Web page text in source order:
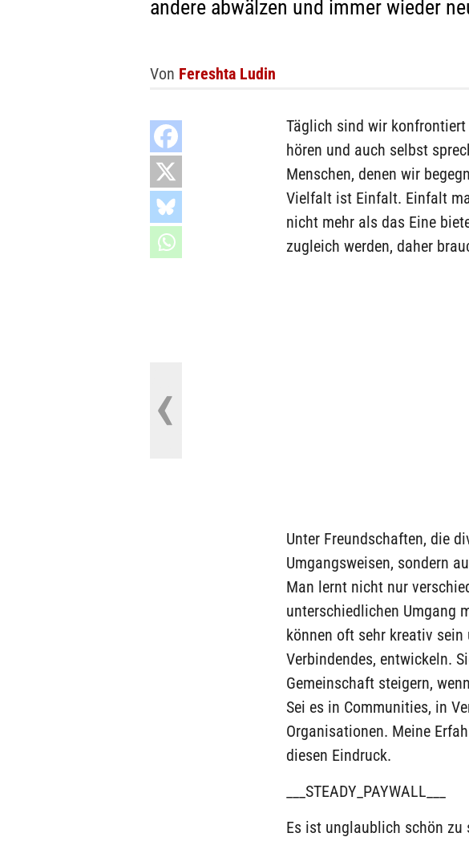
andere abwälzen und immer wieder
Von Fereshta Ludin
Täglich sind wir
hören und auch selbst
Menschen, denen wir
Vielfalt ist Einfalt. Einfalt
nicht mehr als das Eine
zugleich werden, daher
Unter Freundschaften, die
Umgangsweisen, sondern
Man lernt nicht nur
unterschiedlichen Umgang
können oft sehr kreativ sein
Verbindendes, entwickeln.
Gemeinschaft steigern,
Sei es in Communities, in
Organisationen. Meine
diesen Eindruck.
___STEADY_PAYWALL___
Es ist unglaublich schön zu